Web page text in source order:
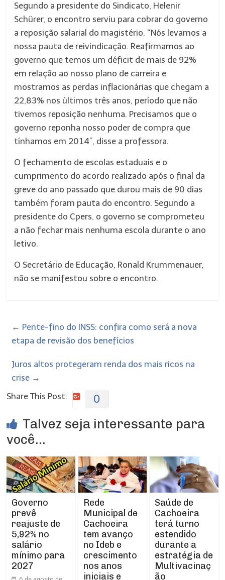
Segundo a presidente do Sindicato, Helenir
Schürer, o encontro serviu para cobrar do governo
a reposição salarial do magistério. “Nós levamos a
nossa pauta de reivindicação. Reafirmamos ao
governo que temos um déficit de mais de 92%
em relação ao nosso plano de carreira e
mostramos as perdas inflacionárias que chegam a
22,83% nos últimos três anos, período que não
tivemos reposição nenhuma. Precisamos que o
governo reponha nosso poder de compra que
tínhamos em 2014”, disse a professora.
O fechamento de escolas estaduais e o
cumprimento do acordo realizado após o final da
greve do ano passado que durou mais de 90 dias
também foram pauta do encontro. Segundo a
presidente do Cpers, o governo se comprometeu
a não fechar mais nenhuma escola durante o ano
letivo.
O Secretário de Educação, Ronald Krummenauer,
não se manifestou sobre o encontro.
← Pente-fino do INSS: confira como será a nova
etapa de revisão dos benefícios
Juros altos protegeram renda dos mais ricos na
crise →
Share This Post:
0
Talvez seja interessante para
você...
Governo
prevê
reajuste de
5,92% no
salário
mínimo para
2027
Rede
Municipal de
Cachoeira
tem avanço
no Ideb e
crescimento
nos anos
iniciais e
Saúde de
Cachoeira
terá turno
estendido
durante a
estratégia de
Multivacinaç
ão